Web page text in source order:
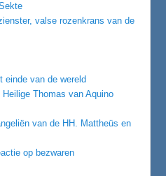
valse rozenkrans van de
einde van de wereld
Thomas van Aquino
van de HH. Mattheüs en
op bezwaren